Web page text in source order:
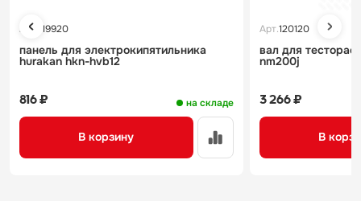
Арт. 119920
панель для электрокипятильника
hurakan hkn-hvb12
на складе
816 ₽
В корзину
Арт.120120
вал для
nm200j
3 266 ₽
В